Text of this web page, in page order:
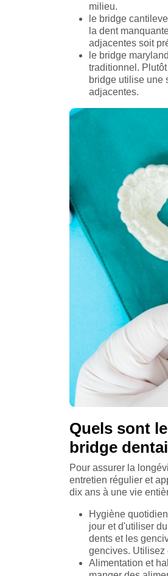
milieu.
le bridge
la dent
adjacentes soit
le bridge
traditionnel.
bridge utilise une
adjacentes.
Quels sont
bridge
Pour assurer la
entretien régulier et
dix ans à une vie
Hygiène
jour et d'utiliser
dents et les
gencives. Utilisez
Alimentation et